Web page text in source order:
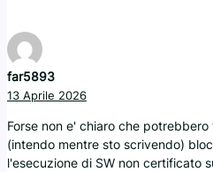
far5893
13 Aprile 2026
Forse non e' chiaro che
(intendo mentre sto scrivendo)
l'esecuzione di SW non certificato